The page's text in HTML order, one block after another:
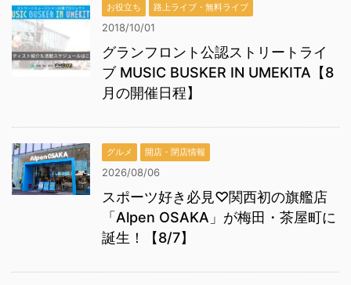
お役立ち 路上ライブ・無料ライブ
2018/10/01
グランフロント公認ストリートライ
ブ MUSIC BUSKER IN UMEKITA【8
月の開催日程】
グルメ 開店・閉店情報
2026/08/06
スポーツ好き必見♡関西初の旗艦店
「Alpen OSAKA」が梅田・茶屋町に
誕生！【8/7】